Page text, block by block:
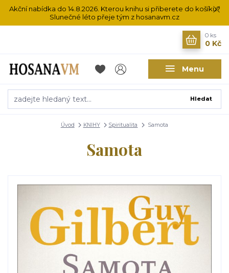
Akční nabídka do 14.8.2026. Kterou knihu si přiberete do košíku?
Slunečné léto přeje tým z hosanavm.cz
Menu
Hledat
0 ks
0 Kč
Úvod KNIHY Spiritualita Samota
Samota